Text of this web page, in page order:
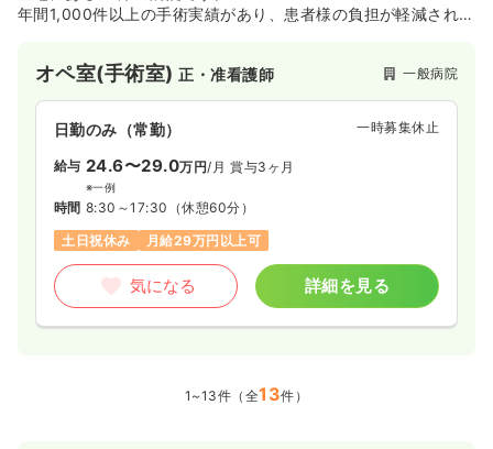
年間1,000件以上の手術実績があり、患者様の負担が軽減される
を支えている病院です。
オペ室(手術室)正・准看護師 一般病院
日勤のみ（常勤） 一時募集休止
給与 24.6〜29.0万円/月 賞与3ヶ月
※一例
時間 8:30～17:30 （休憩60分）
土日祝休み
月給29万円以上可
気になる 詳細を見る
1~13件（全13件）